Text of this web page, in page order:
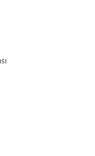
A Kadıköy İstanbul